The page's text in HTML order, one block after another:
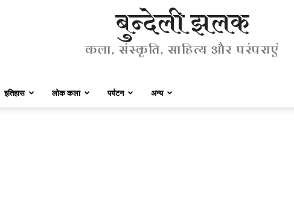
बुन्देली झलक
कला, संस्कृति, साहित्य और परंपराएं
इतिहास लोक कला पर्यटन अन्य